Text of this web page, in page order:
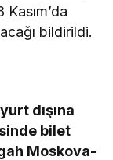
bildirildi.
dışına
bilet
Moskova-